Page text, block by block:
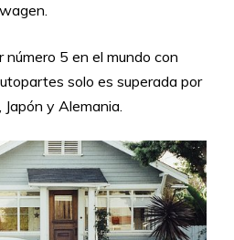
número 5 en el mundo con
solo es superada por
y Alemania.